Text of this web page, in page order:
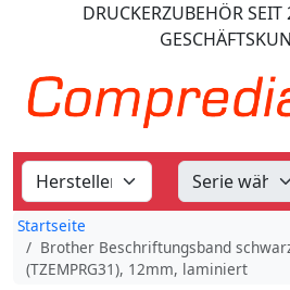
DRUCKERZUBEHÖRSEIT
Startseite
Brother Beschriftungsband
(TZEMPRG31), 12mm, laminiert